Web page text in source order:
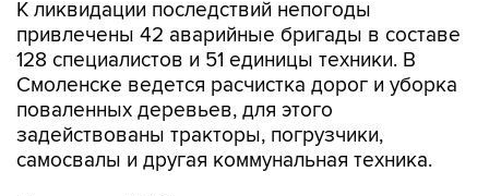
128 специалистов и 51 единицы техники. В
Смоленске ведется расчистка дорог и уборка
поваленных деревьев, для этого
задействованы тракторы, погрузчики,
самосвалы и другая коммунальная техника.
По данным МЧС, завтра ожидается